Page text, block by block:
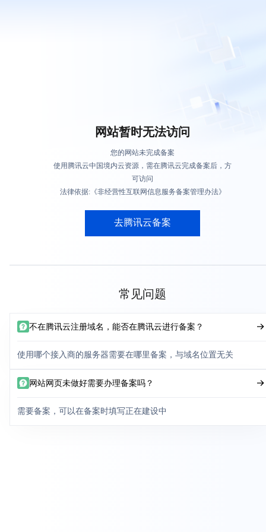
网站暂时无法访问
您的网站未完成备案
使用腾讯云中国境内云资源，需在腾讯云完成备案后，方
可访问
法律依据:《非经营性互联网信息服务备案管理办法》
去腾讯云备案
常见问题
不在腾讯云注册域名，能否在腾讯云进行备案？
使用哪个接入商的服务器需要在哪里备案，与域名位置无关
网站网页未做好需要办理备案吗？
需要备案，可以在备案时填写正在建设中